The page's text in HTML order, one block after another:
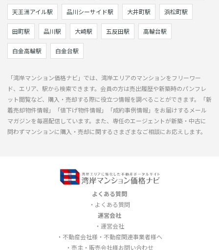
天王洲アイル駅 品川シーサイド駅 大井町駅 浜松町駅
田町駅 品川駅 大崎駅 五反田駅 高輪台駅
白金高輪駅 白金台駅
「湾岸マンション価格ナビ」では、湾岸エリアのマンションをフリーワー
ド、エリア、駅から検索できます。会員の方は売出履歴や新築時のパンフレ
ット閲覧など、購入・売却する際に役立つ情報を調べることができます。「新
着売却物件情報」「値下げ物件情報」「成約事例情報」をお届けするメール
マガジンを毎週配信しています。また、専任のエージェントが新築・中古に
問わずマンションに購入・売却に関するさまざまなご相談にお応えします。
よくある質問
よくある質問
運営会社
運営会社
不動産会社様・不動産関連事業者様へ
売主・販売会社様お問い合わせ